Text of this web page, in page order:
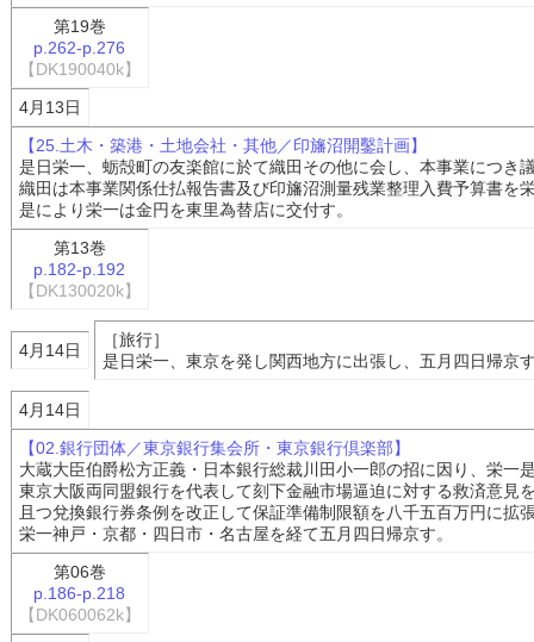
第19巻
p.262-p.276
【DK190040k】
4月13日
【25.土木・築港・土地会社・其他／印旛沼開鑿計画】
是日栄一、蛎殻町の友楽館に於て織田その他に会し、本事業につき
織田は本事業関係仕払報告書及び印旛沼測量残業整理入費予算書を
是により栄一は金円を東里為替店に交付す。
第13巻
p.182-p.192
【DK130020k】
4月14日
［旅行］
是日栄一、東京を発し関西地方に出張し、五月四日帰京
4月14日
【02.銀行団体／東京銀行集会所・東京銀行倶楽部】
大蔵大臣伯爵松方正義・日本銀行総裁川田小一郎の招に因り、栄一
東京大阪両同盟銀行を代表して刻下金融市場逼迫に対する救済意見
且つ兌換銀行券条例を改正して保証準備制限額を八千五百万円に拡
栄一神戸・京都・四日市・名古屋を経て五月四日帰京す。
第06巻
p.186-p.218
【DK060062k】